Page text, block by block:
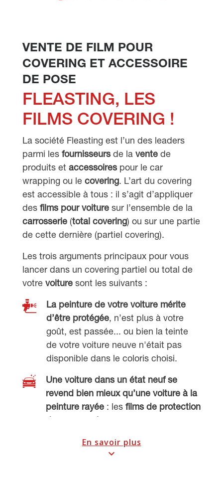
VENTE DE FILM POUR
COVERING ET ACCESSOIRE
DE POSE
FLEASTING, LES
FILMS COVERING !
La société Fleasting est l’un des leaders
parmi les fournisseursde la vente de
produits et accessoirespour le car
wrapping ou le covering. L’art du covering
est accessible à tous : il s’agit d’appliquer
des films pour voiture sur l’ensemble de la
carrosserie (total covering) ou sur une partie
de cette dernière (partiel covering).
Les trois arguments principaux pour vous
lancer dans un covering partiel ou total de
votre voiture sont les suivants :
La peinture de votre voiture mérite
d’être protégée, n’est plus à votre
goût, est passée... ou bien la teinte
de votre voiture neuve n'était pas
disponible dans le coloris choisi.
Une voiture dans un état neuf se
revend bien mieux qu’une voiture à la
peinture rayée : les films de protection
De nouvelles textures en film carbone
En savoir plus
expand_more